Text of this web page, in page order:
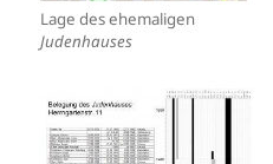
Lage des ehemaligen
Judenhauses